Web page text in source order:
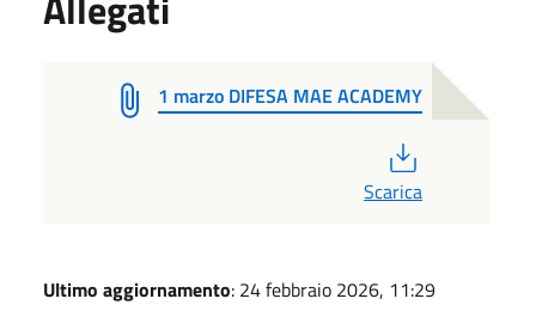
1 marzo DIFESA MAE ACADEMY
Scarica
Ultimo aggiornamento: 24 febbraio 2026, 11:29